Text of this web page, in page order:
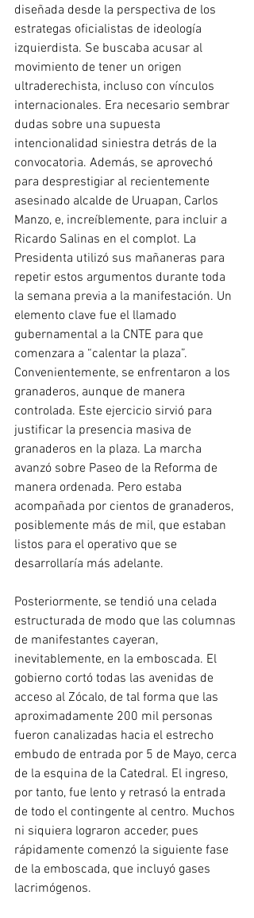
diseñada desde la perspectiva de los
estrategas oficialistas de ideología
izquierdista. Se buscaba acusar al
movimiento de tener un origen
ultraderechista, incluso con vínculos
internacionales. Era necesario sembrar
dudas sobre una supuesta
intencionalidad siniestra detrás de la
convocatoria. Además, se aprovechó
para desprestigiar al recientemente
asesinado alcalde de Uruapan, Carlos
Manzo, e, increíblemente, para incluir a
Ricardo Salinas en el complot. La
Presidenta utilizó sus mañaneras para
repetir estos argumentos durante toda
la semana previa a la manifestación. Un
elemento clave fue el llamado
gubernamental a la CNTE para que
comenzara a “calentar la plaza”.
Convenientemente, se enfrentaron a los
granaderos, aunque de manera
controlada. Este ejercicio sirvió para
justificar la presencia masiva de
granaderos en la plaza. La marcha
avanzó sobre Paseo de la Reforma de
manera ordenada. Pero estaba
acompañada por cientos de granaderos,
posiblemente más de mil, que estaban
listos para el operativo que se
desarrollaría más adelante.
Posteriormente, se tendió una celada
estructurada de modo que las columnas
de manifestantes cayeran,
inevitablemente, en la emboscada. El
gobierno cortó todas las avenidas de
acceso al Zócalo, de tal forma que las
aproximadamente 200 mil personas
fueron canalizadas hacia el estrecho
embudo de entrada por 5 de Mayo, cerca
de la esquina de la Catedral. El ingreso,
por tanto, fue lento y retrasó la entrada
de todo el contingente al centro. Muchos
ni siquiera lograron acceder, pues
rápidamente comenzó la siguiente fase
de la emboscada, que incluyó gases
lacrimógenos.